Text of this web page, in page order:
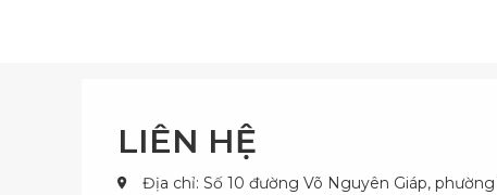
LIÊN HỆ
Địa chỉ: Số 10 đường Võ Nguyên Giáp,